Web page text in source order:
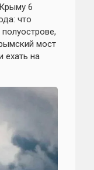
6
что
мост
ехать на